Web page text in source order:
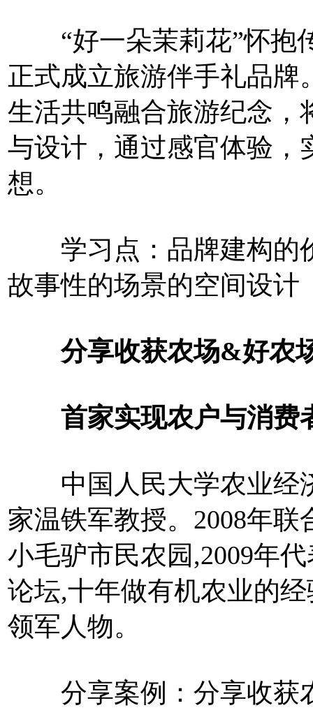
“好一朵茉莉花”怀抱
正式成立旅游伴手礼品牌
生活共鸣融合旅游纪念，
与设计，通过感官体验，
想。
学习点：品牌建构的
故事性的场景的空间设计
分享收获农场&好农
首家实现农户与消费
中国人民大学农业经
家温铁军教授。2008年
小毛驴市民农园,2009年
论坛,十年做有机农业的
领军人物。
分享案例：分享收获